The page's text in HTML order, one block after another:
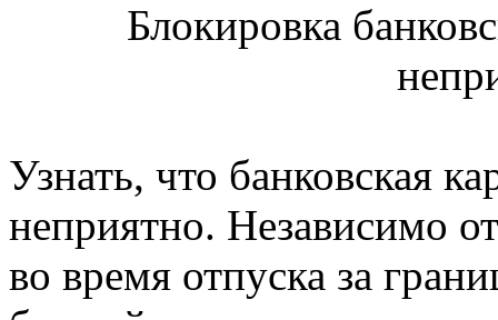
Блокировка
Узнать, что банковская
неприятно. Независимо
во время отпуска за